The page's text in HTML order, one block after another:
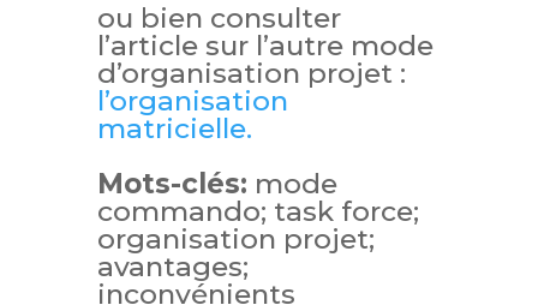
ou bien consulter
l’article sur l’autre mode
d’organisation projet :
l’organisation
matricielle.
Mots-clés: mode
commando; task force;
organisation projet;
avantages;
inconvénients